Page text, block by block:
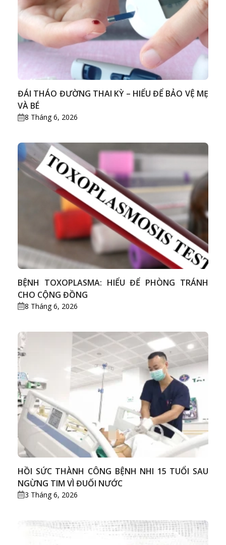
ĐÁI THÁO ĐƯỜNG THAI KỲ – HIỂU ĐỂ BẢO VỆ MẸ
VÀ BÉ
8 Tháng 6, 2026
BỆNH TOXOPLASMA: HIỂU ĐỂ PHÒNG TRÁNH
CHO CỘNG ĐỒNG
8 Tháng 6, 2026
HỒI SỨC THÀNH CÔNG BỆNH NHI 15 TUỔI SAU
NGỪNG TIM VÌ ĐUỐI NƯỚC
3 Tháng 6, 2026